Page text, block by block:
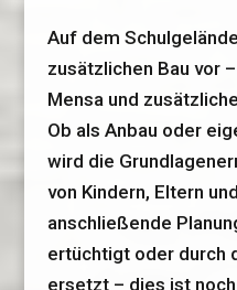
Auf dem
zusätzlichen Bau vor
Mensa und
Ob als Anbau oder
wird die
von Kindern, Eltern
anschließende
ertüchtigt oder durch
ersetzt – dies ist